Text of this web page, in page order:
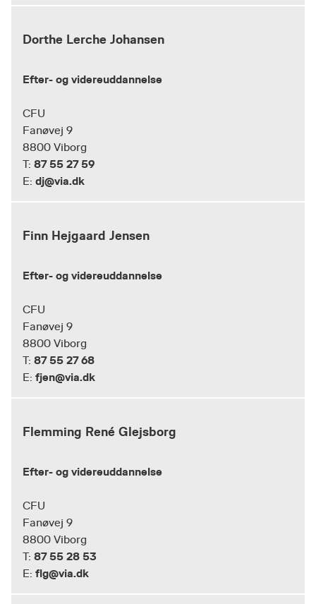
Dorthe Lerche Johansen
Efter- og videreuddannelse
CFU
Fanøvej 9
8800 Viborg
T: 87 55 27 59
E: dj@via.dk
Finn Hejgaard Jensen
Efter- og videreuddannelse
CFU
Fanøvej 9
8800 Viborg
T: 87 55 27 68
E: fjen@via.dk
Flemming René Glejsborg
Efter- og videreuddannelse
CFU
Fanøvej 9
8800 Viborg
T: 87 55 28 53
E: flg@via.dk